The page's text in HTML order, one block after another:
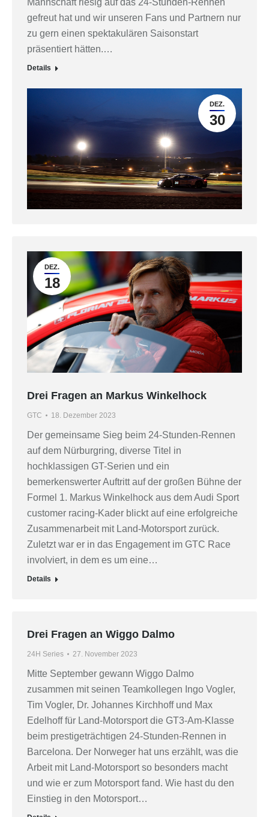
Mannschaft riesig auf das 24-Stunden-Rennen
gefreut hat und wir unseren Fans und Partnern nur
zu gern einen spektakulären Saisonstart
präsentiert hätten.…
Details
DEZ.
30
DEZ.
18
Drei Fragen an Markus Winkelhock
GTC 18. Dezember 2023
Der gemeinsame Sieg beim 24-Stunden-Rennen
auf dem Nürburgring, diverse Titel in
hochklassigen GT-Serien und ein
bemerkenswerter Auftritt auf der großen Bühne der
Formel 1. Markus Winkelhock aus dem Audi Sport
customer racing-Kader blickt auf eine erfolgreiche
Zusammenarbeit mit Land-Motorsport zurück.
Zuletzt war er in das Engagement im GTC Race
involviert, in dem es um eine…
Details
Drei Fragen an Wiggo Dalmo
24H Series 27. November 2023
Mitte September gewann Wiggo Dalmo
zusammen mit seinen Teamkollegen Ingo Vogler,
Tim Vogler, Dr. Johannes Kirchhoff und Max
Edelhoff für Land-Motorsport die GT3-Am-Klasse
beim prestigeträchtigen 24-Stunden-Rennen in
Barcelona. Der Norweger hat uns erzählt, was die
Arbeit mit Land-Motorsport so besonders macht
und wie er zum Motorsport fand. Wie hast du den
Einstieg in den Motorsport…